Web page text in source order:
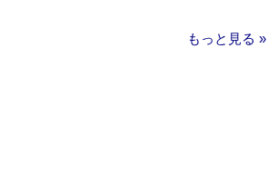
もっと見る »